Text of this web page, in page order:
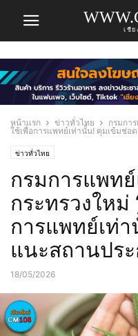
เชี
หน้าแรก ข่าวทั่วไทย
กรมกา
ใช้เพื่อการแพทย์เท่านั้น! คุมเข้มช่อ
ข่าวทั่วไทย
กรมการแพท
กระทรวงใหม่
การแพทย์เท่
แนะสถานปร
18/05/2026